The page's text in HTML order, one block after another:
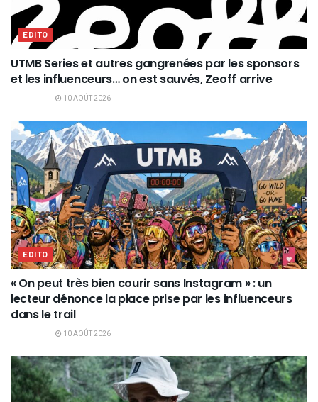
EDITO
UTMB Series et autres gangrenées par les sponsors
et les influenceurs… on est sauvés, Zeoff arrive
10 AOÛT 2026
EDITO
« On peut très bien courir sans Instagram » : un
lecteur dénonce la place prise par les influenceurs
dans le trail
10 AOÛT 2026